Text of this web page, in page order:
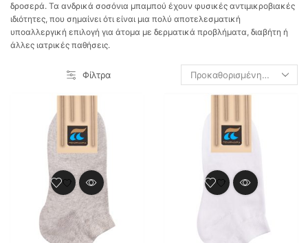
δροσερά. Τα ανδρικά σοσόνια μπαμπού έχουν φυσικές αντιμικροβιακές
ιδιότητες, που σημαίνει ότι είναι μια πολύ αποτελεσματική
υποαλλεργική επιλογή για άτομα με δερματικά προβλήματα, διαβήτη ή
άλλες ιατρικές παθήσεις.
Φίλτρα